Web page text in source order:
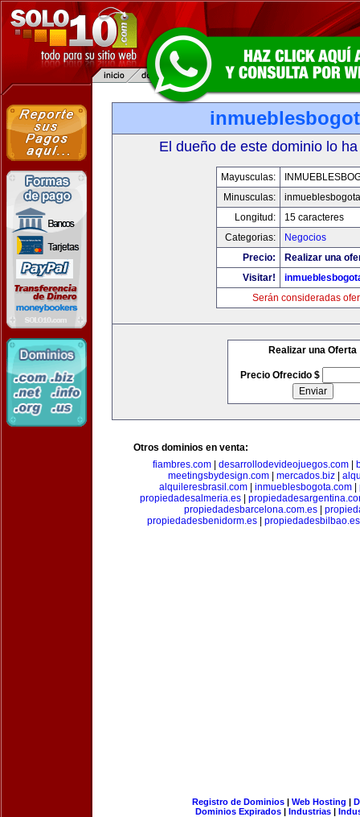
El dueño de este dominio lo
Mayusculas:
Minusculas:
Longitud:
15 caracteres
Categorias:
Negocios
Precio:
Realizar una
Visitar!
Serán consideradas
Realizar una Oferta
Precio Ofrecido $
Otros dominios en venta:
fiambres.com| desarrollodevideojuegos.com|
meetingsbydesign.com| mercados.biz|
alquileresbrasil.com| inmueblesbogota.com|
propiedadesalmeria.es
propiedadesbarcelona.com.es|
propiedadesbenidorm.es
propiedadesbilbao.es
Registro de Dominios| Web Hosting |
Dominios Expirados | Industrias |